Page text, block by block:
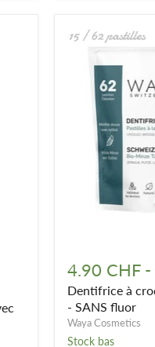
à
croquer
à
la
menthe
douce
4.90 CHF-
Dentifrice à
- SANS fluor
Waya Cosmetics
Stock bas